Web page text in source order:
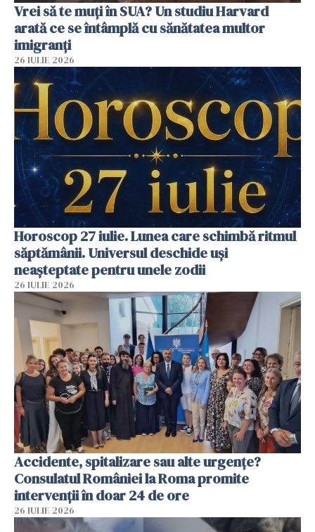
Vrei să te muți în SUA? Un studiu Harvard
arată ce se întâmplă cu sănătatea multor
imigranți
26 IULIE 2026
Horoscop 27 iulie. Lunea care schimbă ritmul
săptămânii. Universul deschide uși
neașteptate pentru unele zodii
26 IULIE 2026
Accidente, spitalizare sau alte urgențe?
Consulatul României la Roma promite
intervenții în doar 24 de ore
26 IULIE 2026